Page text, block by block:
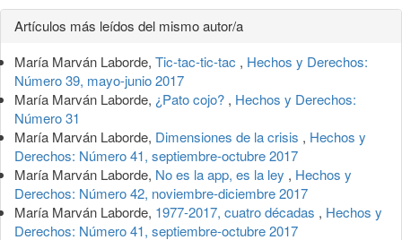
Detalles
del
artículo
Artículos más leídos del mismo autor/a
María Marván Laborde, Tic-tac-tic-tac , Hechos y Derechos:
Número 39, mayo-junio 2017
María Marván Laborde, ¿Pato cojo? , Hechos y Derechos:
Número 31
María Marván Laborde, Dimensiones de la crisis , Hechos y
Derechos: Número 41, septiembre-octubre 2017
María Marván Laborde, No es la app, es la ley , Hechos y
Derechos: Número 42, noviembre-diciembre 2017
María Marván Laborde, 1977-2017, cuatro décadas , Hechos y
Derechos: Número 41, septiembre-octubre 2017